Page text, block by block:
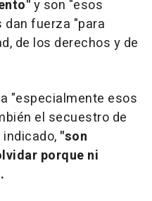
y son "esos
fuerza "para
de los derechos y de
"especialmente esos
el secuestro de
indicado, "son
porque ni